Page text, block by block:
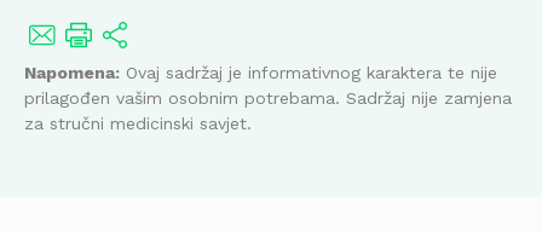
Napomena: Ovaj sadržaj je informativnog karaktera te nije
prilagođen vašim osobnim potrebama. Sadržaj nije zamjena
za stručni medicinski savjet.